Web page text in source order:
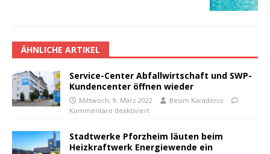
ÄHNLICHE ARTIKEL
Service-Center Abfallwirtschaft und SWP-
Kundencenter öffnen wieder
Mittwoch, 9. März 2022
Besim Karadeniz
Kommentare deaktiviert
Stadtwerke Pforzheim läuten beim
Heizkraftwerk Energiewende ein